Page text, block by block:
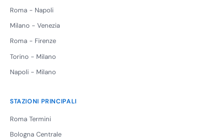
Roma - Napoli
Milano - Venezia
Roma - Firenze
Torino - Milano
Napoli - Milano
STAZIONI PRINCIPALI
Roma Termini
Bologna Centrale